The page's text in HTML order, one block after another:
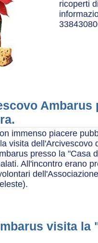
ricoperti
Ambarus
immenso piacere
visita dell'Arcivescovo
presso la "Casa
All'incontro erano
visita la